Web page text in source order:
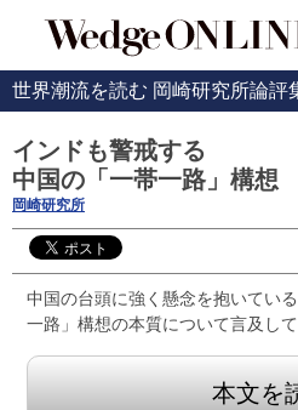
世界潮流を読む 岡崎研究所論評
インドも警戒する
中国の「一帯一路」構想
岡崎研究所
中国の台頭に強く懸念を抱いてい
一路」構想の本質について言及して
本文を